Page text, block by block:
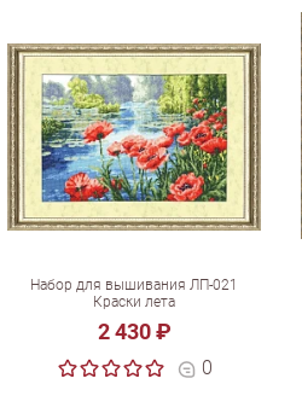
Набор для вышивания ЛП-021
Краски лета
2 430 ₽
0